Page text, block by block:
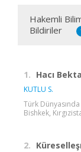
Hakemli
Bildiriler
1. Hacı
KUTLU S.
Türk
Bishkek,
2.